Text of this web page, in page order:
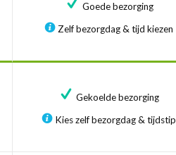
Goede bezorging
Zelf bezorgdag & tijd kiezen
Gekoelde bezorging
Kies zelf bezorgdag & tijdstip